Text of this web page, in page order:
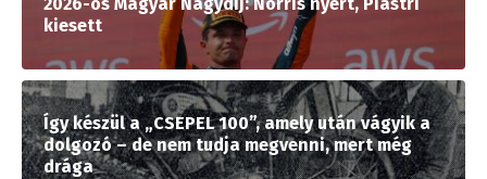
2026-os Magyar Nagydíj: Norris nyert, Piastri
kiesett
Így készül a „CSEPEL 100”, amely után vágyik a
dolgozó – de nem tudja megvenni, mert még
drága